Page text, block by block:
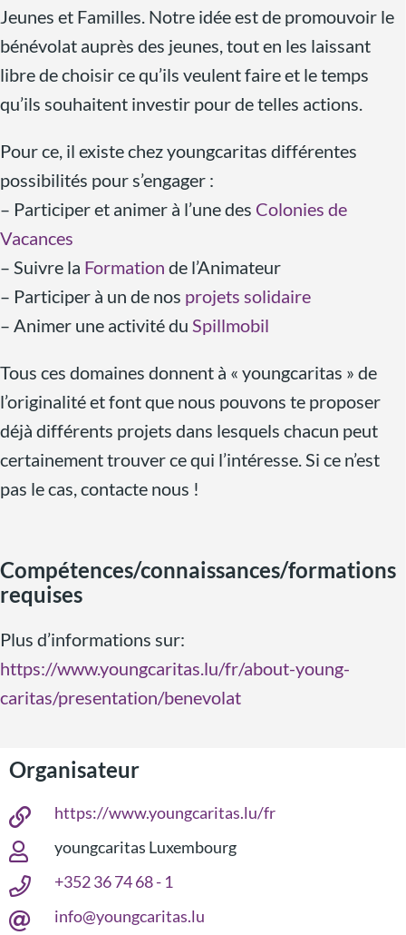
Jeunes et Familles. Notre idée est de promouvoir le
bénévolat auprès des jeunes, tout en les laissant
libre de choisir ce qu’ils veulent faire et le temps
qu’ils souhaitent investir pour de telles actions.
Pour ce, il existe chez youngcaritas différentes
possibilités pour s’engager :
– Participer et animer à l’une des Colonies de
Vacances
– Suivre la Formation de l’Animateur
– Participer à un de nos projets solidaire
– Animer une activité du Spillmobil
Tous ces domaines donnent à « youngcaritas » de
l’originalité et font que nous pouvons te proposer
déjà différents projets dans lesquels chacun peut
certainement trouver ce qui l’intéresse. Si ce n’est
pas le cas, contacte nous !
Compétences/connaissances/formations
requises
Plus d’informations sur:
https://www.youngcaritas.lu/fr/about-young-
caritas/presentation/benevolat
Organisateur
https://www.youngcaritas.lu/fr
youngcaritas Luxembourg
+352 36 74 68 - 1
info@youngcaritas.lu